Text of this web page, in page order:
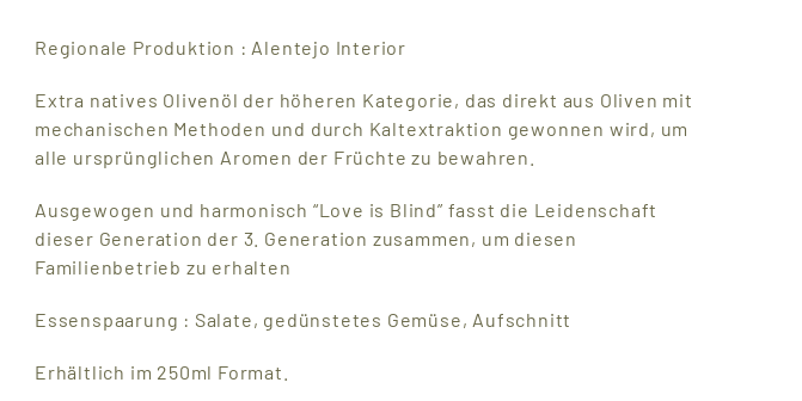
Regionale Produktion : Alentejo Interior
Extra natives Olivenöl der höheren Kategorie, das direkt aus Oliven mit
mechanischen Methoden und durch Kaltextraktion gewonnen wird, um
alle ursprünglichen Aromen der Früchte zu bewahren.
Ausgewogen und harmonisch “Love is Blind” fasst die Leidenschaft
dieser Generation der 3. Generation zusammen, um diesen
Familienbetrieb zu erhalten
Essenspaarung : Salate, gedünstetes Gemüse, Aufschnitt
Erhältlich im 250ml Format.